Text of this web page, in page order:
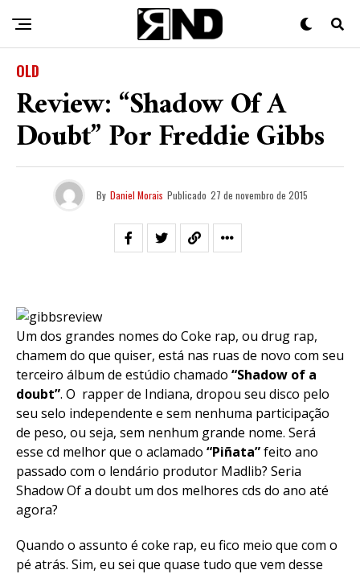
OLD
Review: “Shadow Of A
Doubt” Por Freddie Gibbs
By Daniel Morais Publicado 27 de novembro de 2015
Um dos grandes nomes do Coke rap, ou drug rap,
chamem do que quiser, está nas ruas de novo com seu
terceiro álbum de estúdio chamado “Shadow of a
doubt”. O rapper de Indiana, dropou seu disco pelo
seu selo independente e sem nenhuma participação
de peso, ou seja, sem nenhum grande nome. Será
esse cd melhor que o aclamado “Piñata”feito ano
passado com o lendário produtor Madlib? Seria
Shadow Of a doubt um dos melhores cds do ano até
agora?
Quando o assunto é coke rap, eu fico meio que com o
pé atrás. Sim, eu sei que quase tudo que vem desse